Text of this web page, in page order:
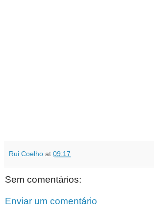
Rui Coelho at 09:17
Sem comentários:
Enviar um comentário